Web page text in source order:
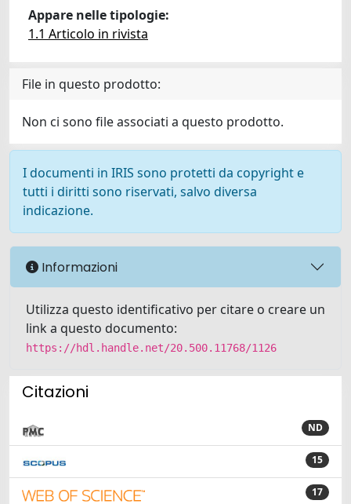
Appare nelle tipologie:
1.1 Articolo in rivista
File in questo prodotto:
Non ci sono file associati a questo prodotto.
I documenti in IRIS sono protetti da copyright e
tutti i diritti sono riservati, salvo diversa
indicazione.
Informazioni
Utilizza questo identificativo per citare o creare un
link a questo documento:
https://hdl.handle.net/20.500.11768/1126
Citazioni
ND
15
17